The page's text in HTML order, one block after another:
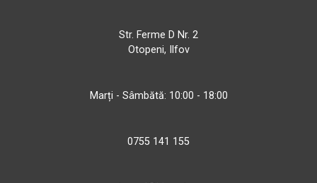
Str. Ferme D Nr. 2
Otopeni, Ilfov
Marți - Sâmbătă: 10:00 - 18:00
0755 141 155